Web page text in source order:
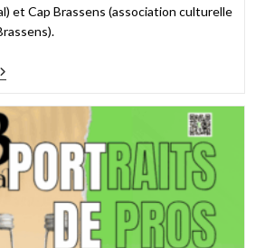
et Cap Brassens (association culturelle